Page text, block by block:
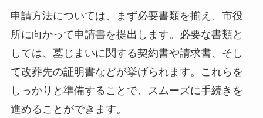
申請方法については、まず必要書類を揃え、市役
所に向かって申請書を提出します。必要な書類と
しては、墓じまいに関する契約書や請求書、そし
て改葬先の証明書などが挙げられます。これらを
しっかりと準備することで、スムーズに手続きを
進めることができます。